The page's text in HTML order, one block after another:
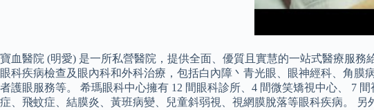
寶血醫院 (明愛) 是一所私營醫院，提供全面、優質且實慧的一站式醫療服
眼科疾病檢查及眼內科和外科治療，包括​白內障丶青光眼、眼神經科、角
者護眼服務等。 希瑪眼科中心擁有 12 間眼科診所、4 間微笑矯視中心、 7
症、飛蚊症、結膜炎、黃班病變、兒童斜弱視、視網膜脫落等眼科疾病。